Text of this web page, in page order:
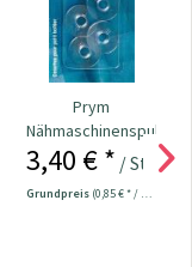
Prym
Nähmaschinenspulen
transparent für
3,40 € * / Stück
Grundpreis (0,85 € * / 1 Stück)